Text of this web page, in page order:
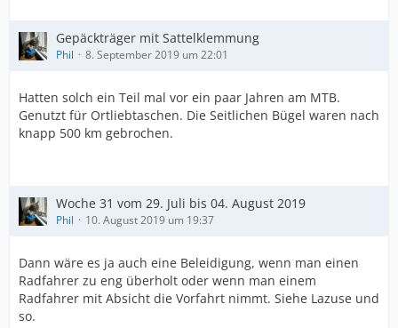
Gepäckträger mit Sattelklemmung
Phil 8. September 2019 um 22:01
Hatten solch ein Teil mal vor ein paar Jahren am MTB.
Genutzt für Ortliebtaschen. Die Seitlichen Bügel waren nach
knapp 500 km gebrochen.
Woche 31 vom 29. Juli bis 04. August 2019
Phil 10. August 2019 um 19:37
Dann wäre es ja auch eine Beleidigung, wenn man einen
Radfahrer zu eng überholt oder wenn man einem
Radfahrer mit Absicht die Vorfahrt nimmt. Siehe Lazuse und
so.